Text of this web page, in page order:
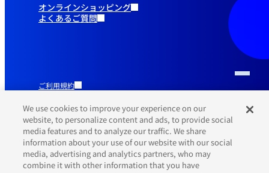
オンラインショッピング
よくあるご質問
ご利用規約
プライバシーポリシー
Cookieポリシー
We use cookies to improve your experience on our
website, to personalize content and ads, to provide social
media features and to analyze our traffic. We share
information about your use of our website with our social
media, advertising and analytics partners, who may
combine it with other information that you have